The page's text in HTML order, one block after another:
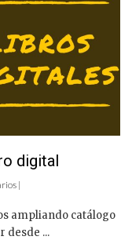
digital
|
ampliando catálogo
desde ...